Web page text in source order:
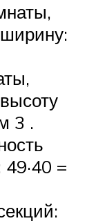
3 .
=